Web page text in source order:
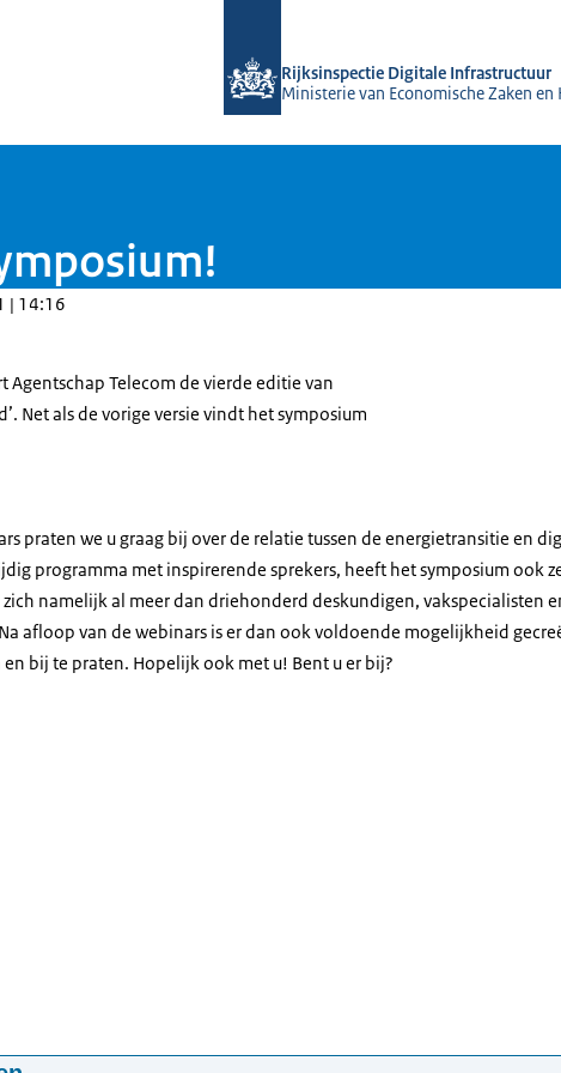
Rijksinspectie Digitale Infrastructuur
Ministerie van Economische Zaken en
| 14:16
Agentschap Telecom de vierde editie van
Net als de vorige versie vindt het symposium
praten we u graag bij over de relatie tussen de energietransitie en
programma met inspirerende sprekers, heeft het symposium ook
namelijk al meer dan driehonderd deskundigen, vakspecialisten
afloop van de webinars is er dan ook voldoende mogelijkheid
bij te praten. Hopelijk ook met u! Bent u er bij?